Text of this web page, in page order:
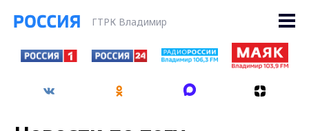
ГТРК Владимир